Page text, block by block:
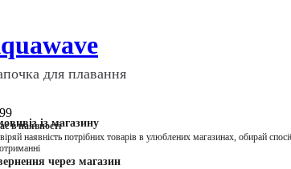
для плавання
в наявностііз магазину
наявність потрібних товарів в улюблених магазинах, обирай
через магазин